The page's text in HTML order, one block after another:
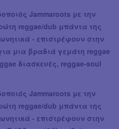
Jammaroots με την
reggae/dub μπάντα της
- επιστρέφουν στην
μια βραδιά γεμάτη reggae
διασκευές, reggae-soul
Jammaroots με την
reggae/dub μπάντα της
- επιστρέφουν στην